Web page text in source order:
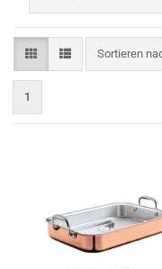
Sortieren
Sortieren
1